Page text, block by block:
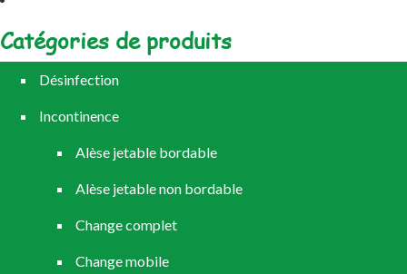
Catégories de produits
Désinfection
Incontinence
Alèse jetable bordable
Alèse jetable non bordable
Change complet
Change mobile